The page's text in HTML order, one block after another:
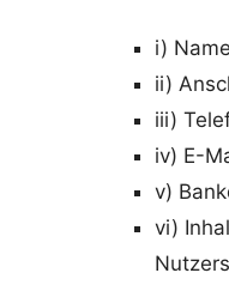
i) Name
ii)
iii)
iv) E-
v)
vi)
Nutzers